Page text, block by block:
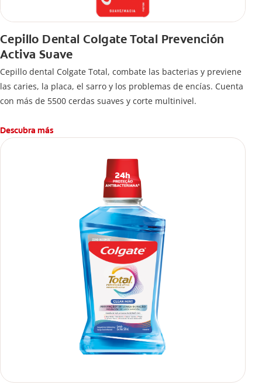
Cepillo Dental Colgate Total Prevención
Activa Suave
Cepillo dental Colgate Total, combate las bacterias y previene
las caries, la placa, el sarro y los problemas de encías. Cuenta
con más de 5500 cerdas suaves y corte multinivel.
Descubra más